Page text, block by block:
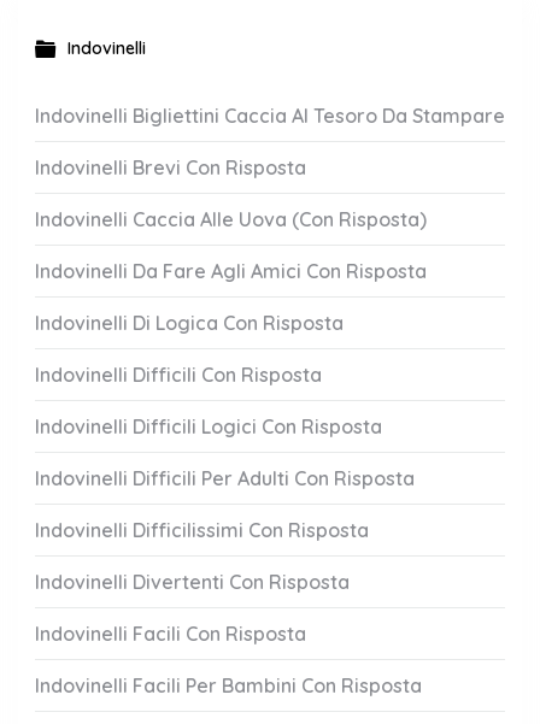
Indovinelli
Indovinelli Bigliettini Caccia Al Tesoro Da Stampare
Indovinelli Brevi Con Risposta
Indovinelli Caccia Alle Uova (Con Risposta)
Indovinelli Da Fare Agli Amici Con Risposta
Indovinelli Di Logica Con Risposta
Indovinelli Difficili Con Risposta
Indovinelli Difficili Logici Con Risposta
Indovinelli Difficili Per Adulti Con Risposta
Indovinelli Difficilissimi Con Risposta
Indovinelli Divertenti Con Risposta
Indovinelli Facili Con Risposta
Indovinelli Facili Per Bambini Con Risposta